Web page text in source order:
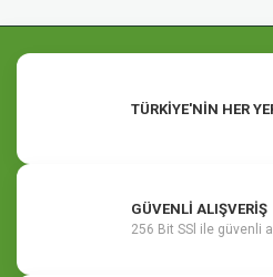
TÜRKİYE'NİN HER
GÜVENLİ ALIŞVERİŞ
256 Bit SSl ile güvenli